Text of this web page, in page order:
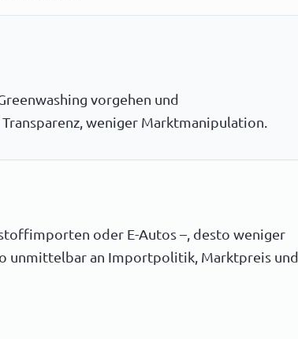
vorgehen und
weniger Marktmanipulation.
oder E-Autos –, desto weniger
unmittelbar an Importpolitik, Marktpreis und